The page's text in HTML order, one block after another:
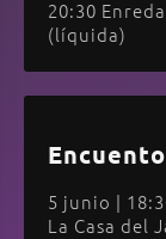
20:30
(líquida)
5 junio |
La Casa del